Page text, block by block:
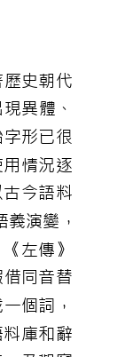
其語義
年的變
用，其
史背景
義的差
定詞「
文，及
由本義
「不爽
研究藉